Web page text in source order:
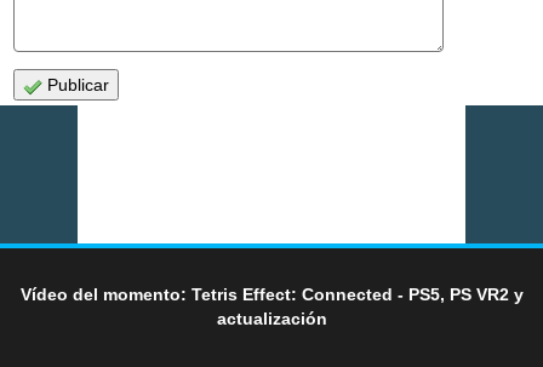
Publicar
Vídeo del momento: Tetris Effect: Connected - PS5, PS VR2 y
actualización